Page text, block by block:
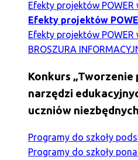
Efekty projektów
Efekty projektów
Efekty projektów
BROSZURA
Konkurs
narzędzi
uczniów
Programy do szkoły
Programy do szkoły